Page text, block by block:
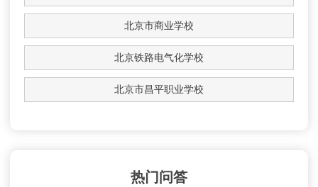
北京市商业学校
北京铁路电气化学校
北京市昌平职业学校
热门问答